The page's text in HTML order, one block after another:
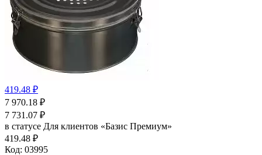
419.48 ₽
7 970.18 ₽
7 731.07 ₽
в статусе Для клиентов «Базис Премиум»
419.48 ₽
Код: 03995